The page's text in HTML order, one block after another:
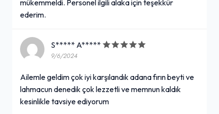
mükemmeldi. Personel ilgili alaka için teşekkür
ederim.
S***** A*****
9/6/2024
Ailemle geldim çok iyi karşılandık adana fırın beyti ve
lahmacun denedik çok lezzetli ve memnun kaldık
kesinlikle tavsiye ediyorum